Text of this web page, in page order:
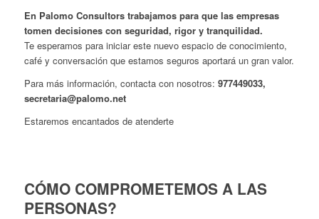
En Palomo Consultors trabajamos para que las empresas
tomen decisiones con seguridad, rigor y tranquilidad.
Te esperamos para iniciar este nuevo espacio de conocimiento,
café y conversación que estamos seguros aportará un gran valor.
Para más información, contacta con nosotros: 977449033,
secretaria@palomo.net
Estaremos encantados de atenderte
CÓMO COMPROMETEMOS A LAS
PERSONAS?